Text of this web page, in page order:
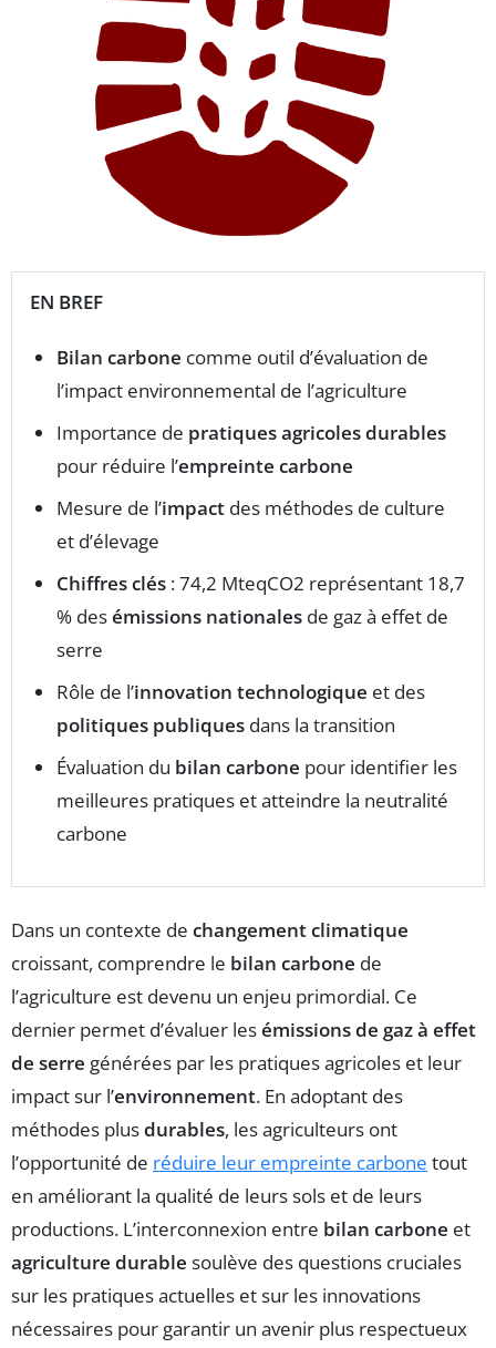
EN BREF
Bilan carbone comme outil d’évaluation de
l’impact environnemental de l’agriculture
Importance de pratiques agricoles durables
pour réduire l’empreinte carbone
Mesure de l’impact des méthodes de culture
et d’élevage
Chiffres clés : 74,2 MteqCO2 représentant 18,7
% desémissions nationales de gaz à effet de
serre
Rôle de l’innovation technologique et des
politiques publiques dans la transition
Évaluation du bilan carbone pour identifier les
meilleures pratiques et atteindre la neutralité
carbone
Dans un contexte de changement climatique
croissant, comprendre le bilan carbone de
l’agriculture est devenu un enjeu primordial. Ce
dernier permet d’évaluer lesémissions de gaz à effet
de serre générées par les pratiques agricoles et leur
impact sur l’environnement. En adoptant des
méthodes plusdurables, les agriculteurs ont
l’opportunité de réduire leur empreinte carbone tout
en améliorant la qualité de leurs sols et de leurs
productions. L’interconnexion entre bilan carbone et
agriculture durable soulève des questions cruciales
sur les pratiques actuelles et sur les innovations
nécessaires pour garantir un avenir plus respectueux